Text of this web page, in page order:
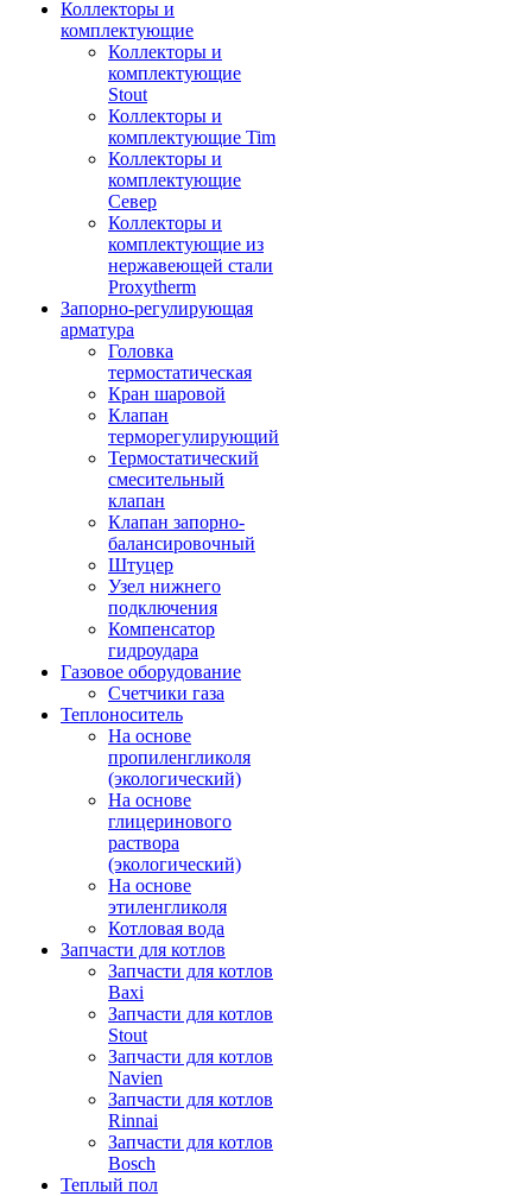
Коллекторы и
комплектующие
Коллекторы и
комплектующие
Stout
Коллекторы и
комплектующие Tim
Коллекторы и
комплектующие
Север
Коллекторы и
комплектующие из
нержавеющей стали
Proxytherm
Запорно-регулирующая
арматура
Головка
термостатическая
Кран шаровой
Клапан
терморегулирующий
Термостатический
смесительный
клапан
Клапан запорно-
балансировочный
Штуцер
Узел нижнего
подключения
Компенсатор
гидроудара
Газовое оборудование
Счетчики газа
Теплоноситель
На основе
пропиленгликоля
(экологический)
На основе
глицеринового
раствора
(экологический)
На основе
этиленгликоля
Котловая вода
Запчасти для котлов
Запчасти для котлов
Baxi
Запчасти для котлов
Stout
Запчасти для котлов
Navien
Запчасти для котлов
Rinnai
Запчасти для котлов
Bosch
Теплый пол